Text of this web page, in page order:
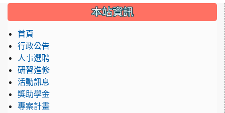
::: 本站資訊
首頁
行政公告
人事選聘
研習進修
活動訊息
獎助學金
專案計畫